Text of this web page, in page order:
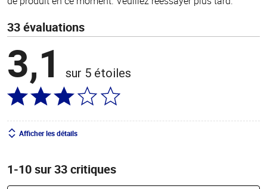
33 évaluations
3,1 sur 5 étoiles
Afficher les détails
1-10 sur 33 critiques